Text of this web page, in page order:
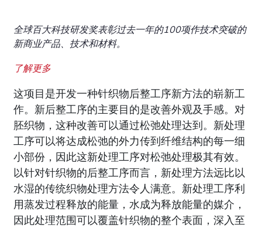
全球百大科技研发奖表彰过去一年的100项作技术突破的
新商业产品、技术和材料。
了解更多
这项目是开发一种针织物后整工序新方法的崭新工
作。新后整工序的主要目的是改善外观及手感。对
胚织物，这种改善可以通过松弛处理达到。新处理
工序可以将达成松弛的外力传到纤维结构的每一细
小部份，因此这新处理工序对松弛处理极其有效。
以针对针织物的后整工序而言，新处理方法远比以
水湿的传统织物处理方法令人满意。新处理工序利
用蒸发过程释放的能量，水成为释放能量的媒介，
因此处理范围可以覆盖针织物的整个表面，深入至